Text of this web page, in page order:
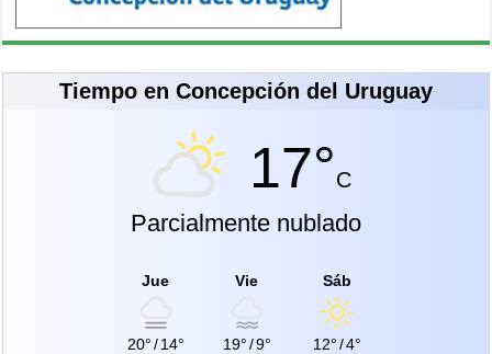
Tiempo en Concepción del Uruguay
17°C
Parcialmente nublado
Jue
20°/14°
Vie
19°/9°
Sáb
12°/4°